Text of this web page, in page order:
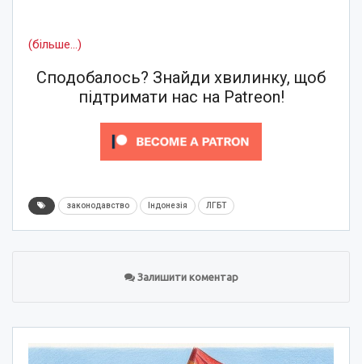
(більше…)
Сподобалось? Знайди хвилинку, щоб
підтримати нас на Patreon!
законодавство Індонезія ЛГБТ
Залишити коментар